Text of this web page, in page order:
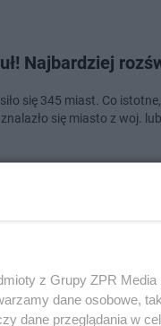
Najbardziej
się 345 miast. Co
się miasto z woj.
Warto wybrać
z Grupy ZPR
dane osobowe,
dane przeglądania w